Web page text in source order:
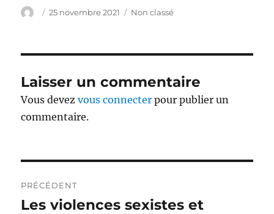
Auteur
Publié
25 novembre 2021 Catégories
Non classé
Laisser un commentaire
Vous devezvous connecter pour publier un
commentaire.
de
PRÉCÉDENT
Publication
Les violences sexistes et